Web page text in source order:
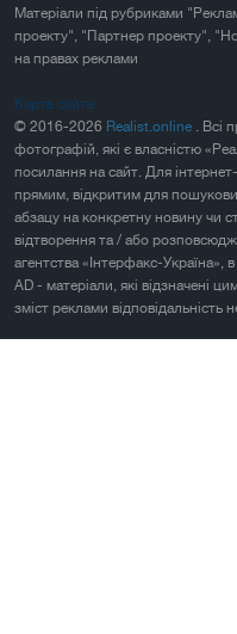
Матеріали під рубриками
проекту", "Партнер проекту",
на правах реклами
Карта сайта
© 2016-2026 Realist.online . Всі
фотографій, які є власністю
посилання на сайт. Для
прямим, відкритим для
абзацу на конкретну новину чи
відтворення та / або
агентства «Інтерфакс-Україна»,
AD - матеріали, які відзначені
зміст реклами відповідальність